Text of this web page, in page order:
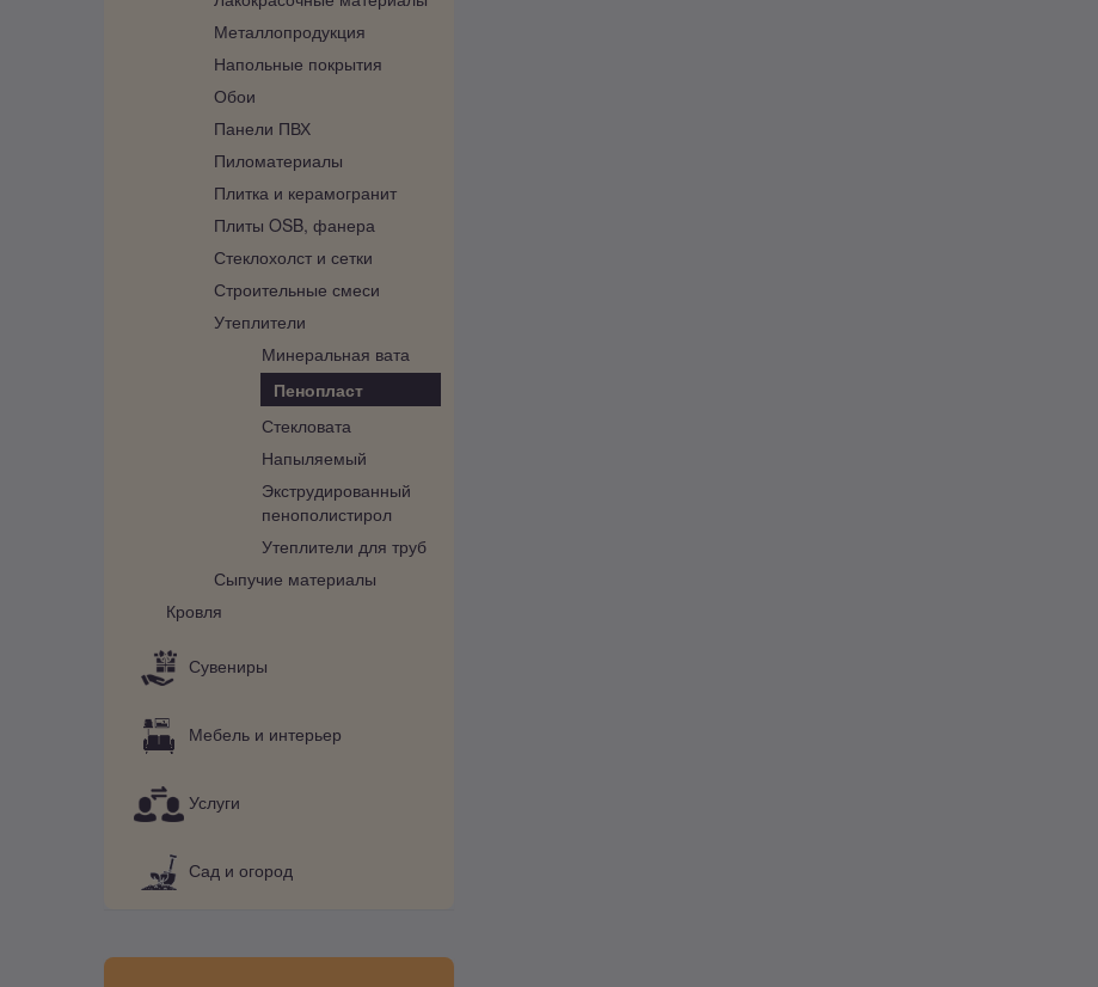
Металлопродукция
Напольные покрытия
Обои
Панели ПВХ
Пиломатериалы
Плитка и керамогранит
Плиты OSB, фанера
Стеклохолст и сетки
Строительные смеси
Утеплители
Минеральная вата
Пенопласт
Стекловата
Напыляемый
Экструдированный
пенополистирол
Утеплители для труб
Сыпучие материалы
Кровля
Сувениры
Мебель и интерьер
Услуги
Сад и огород